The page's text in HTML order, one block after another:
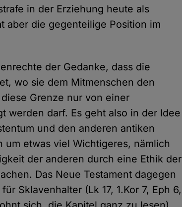
in der Erziehung heute als
aber die gegenteilige Position im
der Gedanke, dass die
wo sie dem Mitmenschen den
Grenze nur von einer
werden darf. Es geht also in der Idee
und den anderen antiken
um etwas viel Wichtigeres, nämlich
der anderen durch eine Ethik der
Das Neue Testament dagegen
Sklavenhalter (Lk 17, 1.Kor 7, Eph 6,